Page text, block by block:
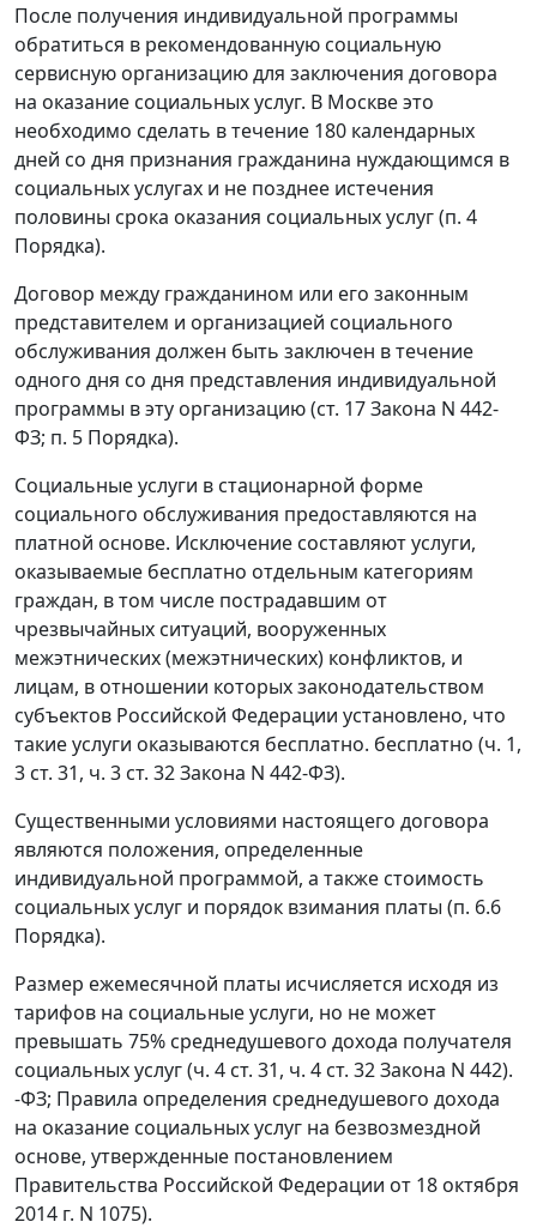
После получения индивидуальной программы
обратиться в рекомендованную социальную
сервисную организацию для заключения договора
на оказание социальных услуг. В Москве это
необходимо сделать в течение 180 календарных
дней со дня признания гражданина нуждающимся в
социальных услугах и не позднее истечения
половины срока оказания социальных услуг (п. 4
Порядка).
Договор между гражданином или его законным
представителем и организацией социального
обслуживания должен быть заключен в течение
одного дня со дня представления индивидуальной
программы в эту организацию (ст. 17 Закона N 442-
ФЗ; п. 5 Порядка).
Социальные услуги в стационарной форме
социального обслуживания предоставляются на
платной основе. Исключение составляют услуги,
оказываемые бесплатно отдельным категориям
граждан, в том числе пострадавшим от
чрезвычайных ситуаций, вооруженных
межэтнических (межэтнических) конфликтов, и
лицам, в отношении которых законодательством
субъектов Российской Федерации установлено, что
такие услуги оказываются бесплатно. бесплатно (ч. 1,
3 ст. 31, ч. 3 ст. 32 Закона N 442-ФЗ).
Существенными условиями настоящего договора
являются положения, определенные
индивидуальной программой, а также стоимость
социальных услуг и порядок взимания платы (п. 6.6
Порядка).
Размер ежемесячной платы исчисляется исходя из
тарифов на социальные услуги, но не может
превышать 75% среднедушевого дохода получателя
социальных услуг (ч. 4 ст. 31, ч. 4 ст. 32 Закона N 442).
-ФЗ; Правила определения среднедушевого дохода
на оказание социальных услуг на безвозмездной
основе, утвержденные постановлением
Правительства Российской Федерации от 18 октября
2014 г. N 1075).